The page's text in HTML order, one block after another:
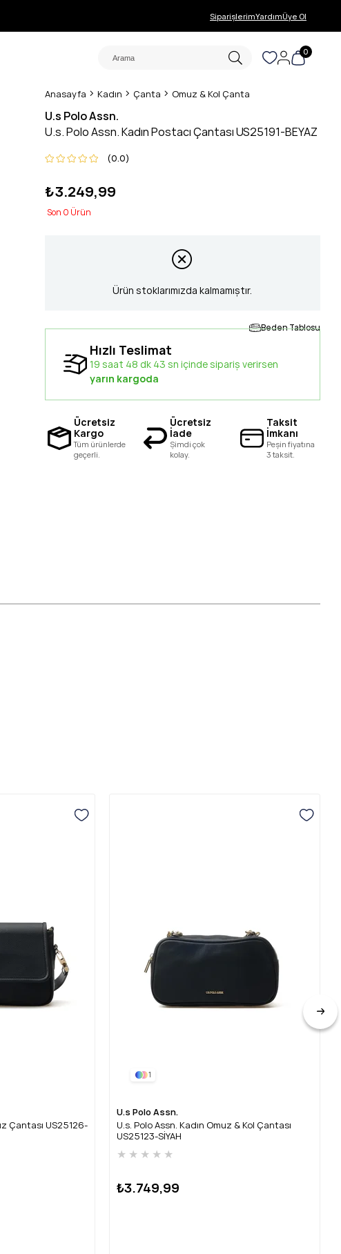
SiparişlerimYardımÜye Ol
0
Anasayfa Kadın Çanta Omuz & Kol Çanta
U.s Polo Assn.
U.s. Polo Assn. Kadın Postacı Çantası US25191-BEYAZ
0.0
₺3.249,99
0
Ürün stoklarımızda kalmamıştır.
Beden Tablosu
Hızlı Teslimat
19 saat 48 dk 42 sn içinde sipariş verirsen
yarın kargoda
Ücretsiz
Kargo
Tüm ürünlerde
geçerli.
Ücretsiz
İade
Şimdi çok
kolay.
Taksit
İmkanı
Peşin fiyatına
3 taksit.
Çantası US25126-
1
U.s Polo Assn.
U.s. Polo Assn. Kadın Omuz & Kol Çantası
US25123-SİYAH
★ ★ ★ ★ ★
₺3.749,99